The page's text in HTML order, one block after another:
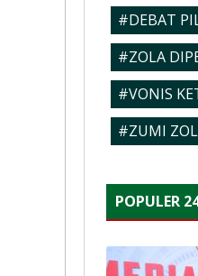
#DEBAT
#ZOLA
#VONIS
#ZUMI
POPULER